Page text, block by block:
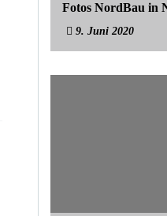
Fotos NordBau in
9. Juni 2020